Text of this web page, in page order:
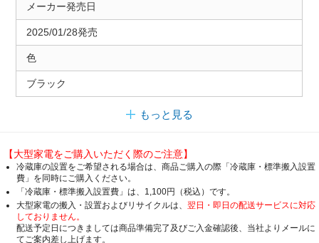
メーカー発売日
2025/01/28発売
色
ブラック
もっと見る
【大型家電をご購入いただく際のご注意】
冷蔵庫の設置をご希望される場合は、商品ご購入の際「冷蔵庫・標準搬入設置
費」を同時にご購入ください。
「冷蔵庫・標準搬入設置費」は、1,100円（税込）です。
大型家電の搬入・設置およびリサイクルは、 翌日・即日の配送サービスに対応
しておりません。
配送予定日につきましては商品準備完了及びご入金確認後、当社よりメールに
てご案内差し上げます。